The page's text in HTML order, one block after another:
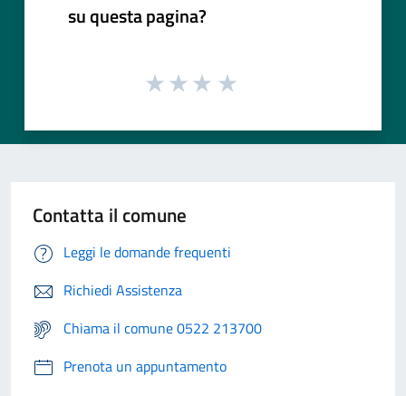
su questa pagina?
Contatta il comune
Leggi le domande frequenti
Richiedi Assistenza
Chiama il comune 0522 213700
Prenota un appuntamento